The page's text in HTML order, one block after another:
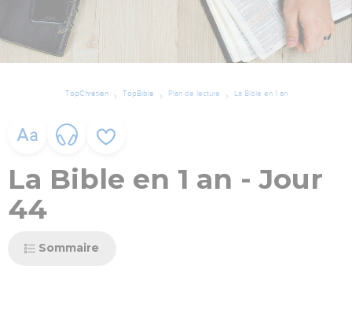
TopChrétien TopBible Plan de lecture La Bible en 1 an
La Bible en 1 an - Jour
44
Sommaire